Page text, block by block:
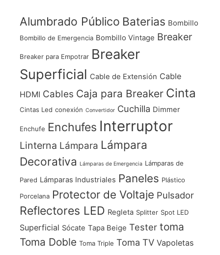
Alumbrado Público Baterias Bombillo
Bombillo de Emergencia Bombillo Vintage Breaker
Breaker para Empotrar Breaker
Superficial Cable de Extensión Cable
HDMI Cables Caja para Breaker Cinta
Cintas Led conexión Convertidor Cuchilla Dimmer
Enchufe Enchufes Interruptor
Linterna Lámpara Lámpara
Decorativa
Lámparas de Emergencia Lámparas de
Pared Lámparas Industriales Paneles Plástico
Porcelana Protector de Voltaje Pulsador
Reflectores LED Regleta Splitter Spot LED
Superficial Sócate Tapa Beige Tester toma
Toma Doble Toma Triple Toma TV Vapoletas